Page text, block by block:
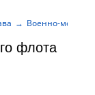
флота
Военно-